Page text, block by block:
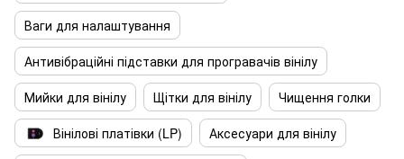
Ваги для налаштування
Антивібраційні підставки для програвачів вінілу
Мийки для вінілу
Щітки для вінілу
Чищення голки
Вінілові платівки (LP)
Аксесуари для вінілу